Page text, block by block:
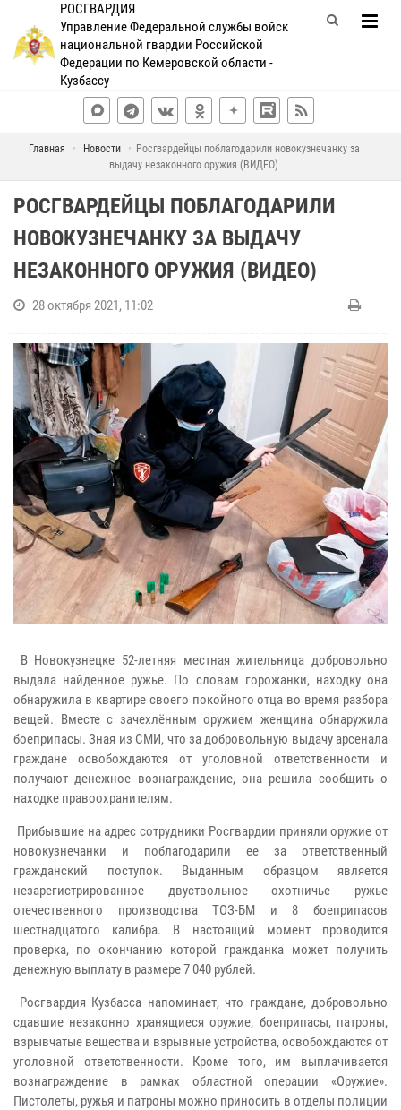
РОСГВАРДИЯ
Управление Федеральной службы войск
национальной гвардии Российской
Федерации по Кемеровской области -
Кузбассу
Главная Новости
Росгвардейцы поблагодарили новокузнечанку за
выдачу незаконного оружия (ВИДЕО)
РОСГВАРДЕЙЦЫ ПОБЛАГОДАРИЛИ
НОВОКУЗНЕЧАНКУ ЗА ВЫДАЧУ
НЕЗАКОННОГО ОРУЖИЯ (ВИДЕО)
28 октября 2021, 11:02
В Новокузнецке 52-летняя местная жительница добровольно
выдала найденное ружье. По словам горожанки, находку она
обнаружила в квартире своего покойного отца во время разбора
вещей. Вместе с зачехлённым оружием женщина обнаружила
боеприпасы. Зная из СМИ, что за добровольную выдачу арсенала
граждане освобождаются от уголовной ответственности и
получают денежное вознаграждение, она решила сообщить о
находке правоохранителям.
Прибывшие на адрес сотрудники Росгвардии приняли оружие от
новокузнечанки и поблагодарили ее за ответственный
гражданский поступок. Выданным образцом является
незарегистрированное двуствольное охотничье ружье
отечественного производства ТОЗ-БМ и 8 боеприпасов
шестнадцатого калибра. В настоящий момент проводится
проверка, по окончанию которой гражданка может получить
денежную выплату в размере 7 040 рублей.
Росгвардия Кузбасса напоминает, что граждане, добровольно
сдавшие незаконно хранящиеся оружие, боеприпасы, патроны,
взрывчатые вещества и взрывные устройства, освобождаются от
уголовной ответственности. Кроме того, им выплачивается
вознаграждение в рамках областной операции «Оружие».
Пистолеты, ружья и патроны можно приносить в отделы полиции